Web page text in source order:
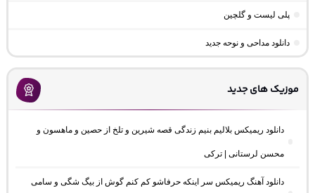
پلی لیست و گلچین
دانلود مداحی و نوحه جدید
موزیک های جدید
دانلود ریمیکس بلالیم بنیم زندگی قصه شیرین و تلخ از حصین و ماهسون و
محسن لرستانی | ترکی
دانلود آهنگ ریمیکس سر اینکه حرفاشو کم کنم گوش از بیگ شگی و سامی